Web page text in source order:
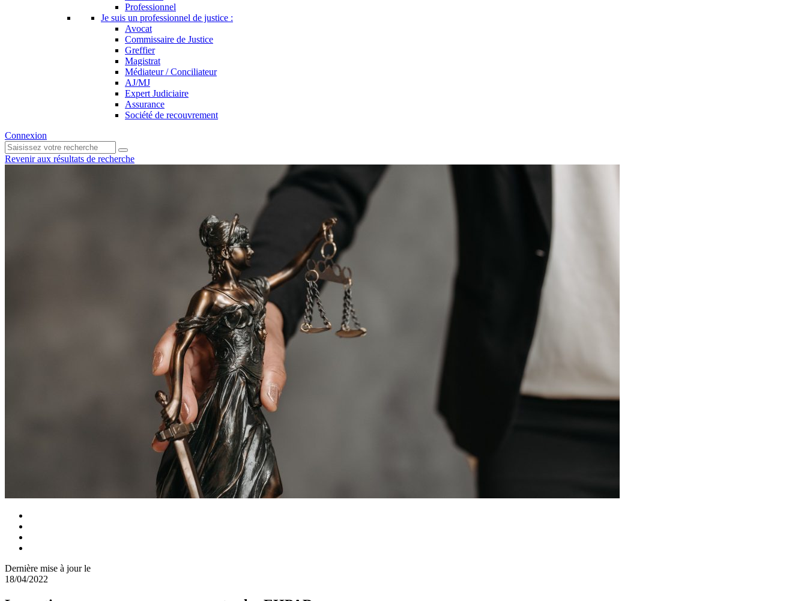
Professionnel
Je suis un professionnel de justice :
Avocat
Commissaire de Justice
Greffier
Magistrat
Médiateur / Conciliateur
AJ/MJ
Expert Judiciaire
Assurance
Société de recouvrement
Connexion
Revenir aux résultats de recherche
Dernière mise à jour le
18/04/2022